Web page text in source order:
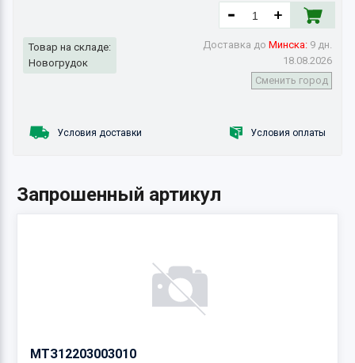
Товар на складе:
Новогрудок
Доставка до Минска: 9 дн.
18.08.2026
Сменить город
Условия доставки Условия оплаты
Запрошенный артикул
МТЗ12203003010